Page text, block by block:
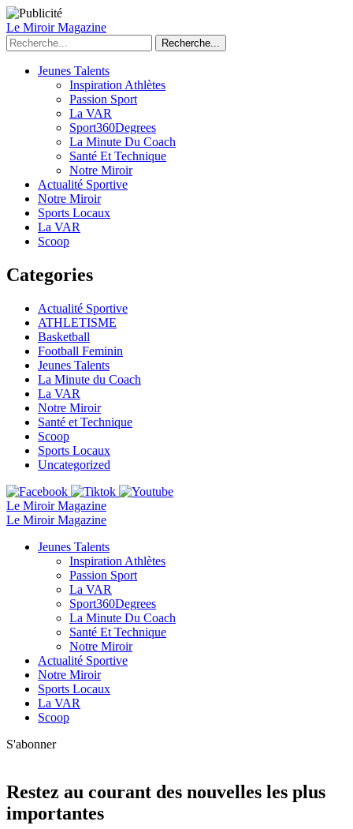
Le Miroir Magazine
Recherche...
Jeunes Talents
Inspiration Athlètes
Passion Sport
La VAR
Sport360Degrees
La Minute Du Coach
Santé Et Technique
Notre Miroir
Actualité Sportive
Notre Miroir
Sports Locaux
La VAR
Scoop
Categories
Actualité Sportive
ATHLETISME
Basketball
Football Feminin
Jeunes Talents
La Minute du Coach
La VAR
Notre Miroir
Santé et Technique
Scoop
Sports Locaux
Uncategorized
Le Miroir Magazine
Le Miroir Magazine
Jeunes Talents
Inspiration Athlètes
Passion Sport
La VAR
Sport360Degrees
La Minute Du Coach
Santé Et Technique
Notre Miroir
Actualité Sportive
Notre Miroir
Sports Locaux
La VAR
Scoop
S'abonner
Restez au courant des nouvelles les plus
importantes